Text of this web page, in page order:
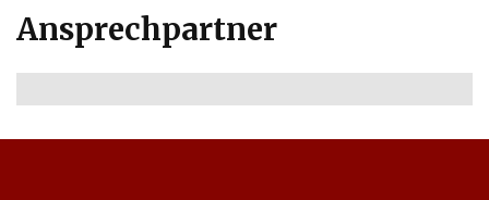
Ansprechpartner